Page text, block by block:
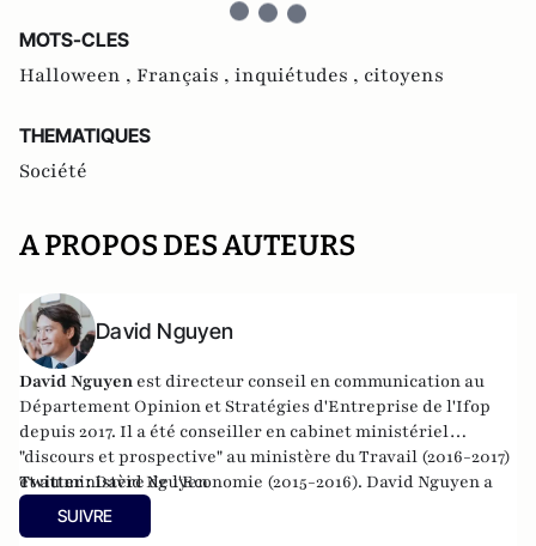
MOTS-CLES
Halloween , Français , inquiétudes , citoyens
THEMATIQUES
Société
A PROPOS DES AUTEURS
David Nguyen
David Nguyen est directeur conseil en communication au
Département Opinion et Stratégies d'Entreprise de l'Ifop
depuis 2017. Il a été conseiller en cabinet ministériel
"discours et prospective" au ministère du Travail (2016-2017)
et au ministère de l'Economie (2015-2016). David Nguyen a
également occupé la fonction de consultant en
communication chez Global Conseil (2012-2015). Il est
Twitter :David Nguyen
SUIVRE